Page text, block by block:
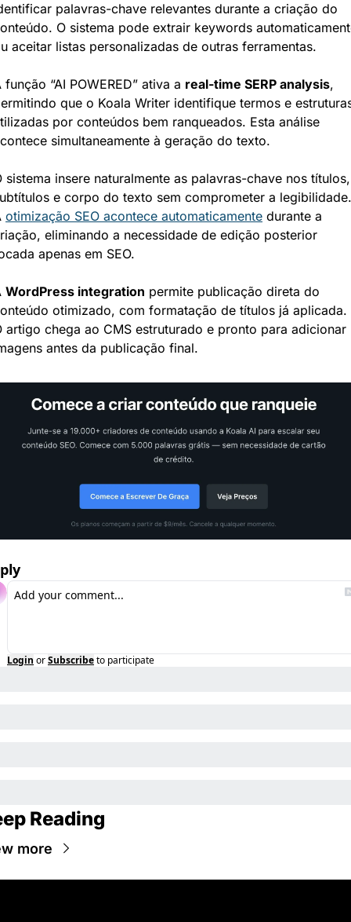
palavras-chave relevantes durante a criação do
O sistema pode extrair keywords
aceitar listas personalizadas de outras ferramentas.
função “AI POWERED” ativa a real-time SERP analysis,
que o Koala Writer identifique termos e
por conteúdos bem ranqueados. Esta análise
simultaneamente à geração do texto.
sistema insere naturalmente as palavras-chave nos títulos,
e corpo do texto sem comprometer a legibilidade.
otimização SEO acontece automaticamente durante a
eliminando a necessidade de edição posterior
apenas em SEO.
WordPress integration permite publicação direta do
otimizado, com formatação de títulos já aplicada.
artigo chega ao CMS estruturado e pronto para adicionar
antes da publicação final.
Login orSubscribeto participate
Reading
more